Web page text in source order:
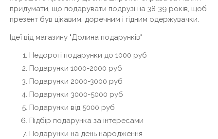
придумати, що подарувати подрузі на 38-39 років, щоб
презент був цікавим, доречним і гідним одержувачки.
Ідеї ​​від магазину "Долина подарунків"
Недорогі подарунки до 1000 руб
Подарунки 1000-2000 руб
Подарунки 2000-3000 руб
Подарунки 3000-5000 руб
Подарунки від 5000 руб
Підбір подарунка за інтересами
Подарунки на день народження